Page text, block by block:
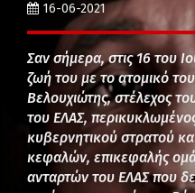
16-06-2021
Σαν σήμερα, στις 16 του
ζωή του με το ατομικό
Βελουχιώτης, στέλεχος
του ΕΛΑΣ,
κυβερνητικού στρατού
κεφαλών, επικεφαλής
ανταρτών του ΕΛΑΣ που